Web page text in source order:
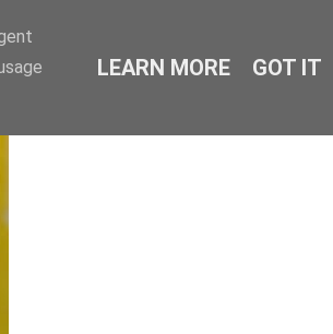
LEARN MORE GOT IT